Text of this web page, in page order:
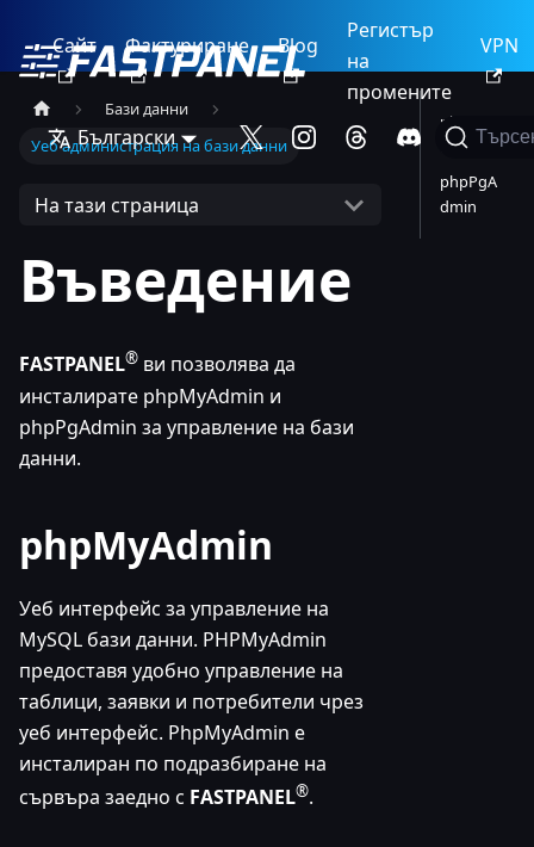
Сайт Фактуриране Blog
Регистър
на
промените
VPN
Български
Бази данни
Уеб администрация на бази данни
На тази страница
Въведение
FASTPANEL® ви позволява да
инсталирате phpMyAdmin и
phpPgAdmin за управление на бази
данни.
phpMyAdmin
Уеб интерфейс за управление на
MySQL бази данни. PHPMyAdmin
предоставя удобно управление на
таблици, заявки и потребители чрез
уеб интерфейс. PhpMyAdmin е
инсталиран по подразбиране на
сървъра заедно с FASTPANEL®.
phpMyA
dmin
phpPgA
dmin